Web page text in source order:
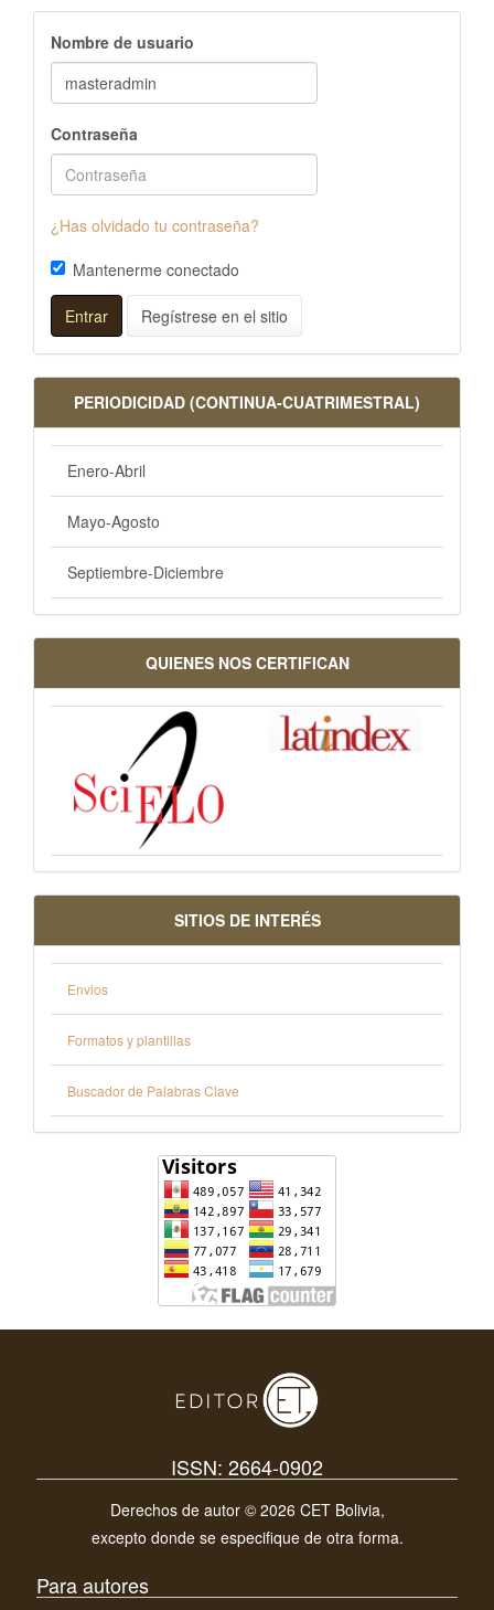
Nombre de usuario
Contraseña
¿Has olvidado tu contraseña?
Mantenerme conectado
Entrar Regístrese en el sitio
PERIODICIDAD (CONTINUA-CUATRIMESTRAL)
Enero-Abril
Mayo-Agosto
Septiembre-Diciembre
QUIENES NOS CERTIFICAN
SITIOS DE INTERÉS
Envios
Formatos y plantillas
Buscador de Palabras Clave
ISSN: 2664-0902
Derechos de autor © 2026 CET Bolivia,
excepto donde se especifique de otra forma.
Para autores